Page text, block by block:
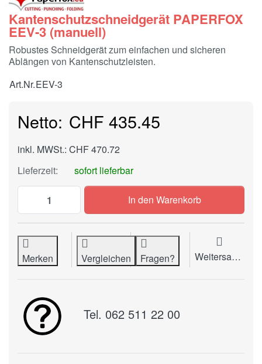
Kantenschutzschneidgerät PAPERFOX
EEV-3 (manuell)
Robustes Schneidgerät zum einfachen und sicheren
Ablängen von Kantenschutzleisten.
Art.Nr.EEV-3
CHF 435.45
inkl. MWSt.: CHF 470.72
Lieferzeit:
sofort lieferbar
Kantenschutzschneidgerät PAPERFOX
In den Warenkorb
Merken Vergleichen Fragen? Weitersagen
Tel. 062 511 22 00